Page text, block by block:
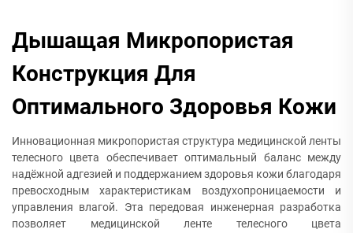
Дышащая Микропористая
Конструкция Для
Оптимального Здоровья Кожи
Инновационная микропористая структура медицинской ленты
телесного цвета обеспечивает оптимальный баланс между
надёжной адгезией и поддержанием здоровья кожи благодаря
превосходным характеристикам воздухопроницаемости и
управления влагой. Эта передовая инженерная разработка
позволяет медицинской ленте телесного цвета